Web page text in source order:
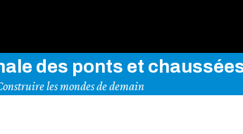
des ponts et
les mondes de demain